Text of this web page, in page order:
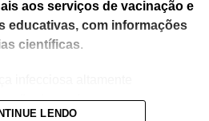
aos serviços de vacinação e
educativas, com informações
científicas.
depende,
Embora o Brasil tenha
LENDO